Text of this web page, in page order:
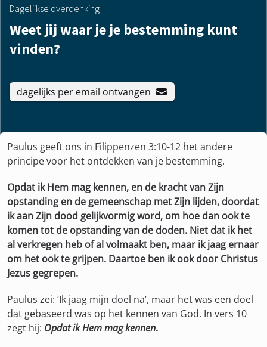
Dagelijkse overdenking
Weet jij waar je je bestemming kunt
vinden?
dagelijks per email ontvangen
Paulus geeft ons in Filippenzen 3:10-12 het andere
principe voor het ontdekken van je bestemming.
Opdat ik Hem mag kennen, en de kracht van Zijn
opstanding en de gemeenschap met Zijn lijden, doordat
ik aan Zijn dood gelijkvormig word, om hoe dan ook te
komen tot de opstanding van de doden. Niet dat ik het
al verkregen heb of al volmaakt ben, maar ik jaag ernaar
om het ook te grijpen. Daartoe ben ik ook door Christus
Jezus gegrepen.
Paulus zei: ‘Ik jaag mijn doel na’, maar het was een doel
dat gebaseerd was op het kennen van God. In vers 10
zegt hij: Opdat ik Hem mag kennen.